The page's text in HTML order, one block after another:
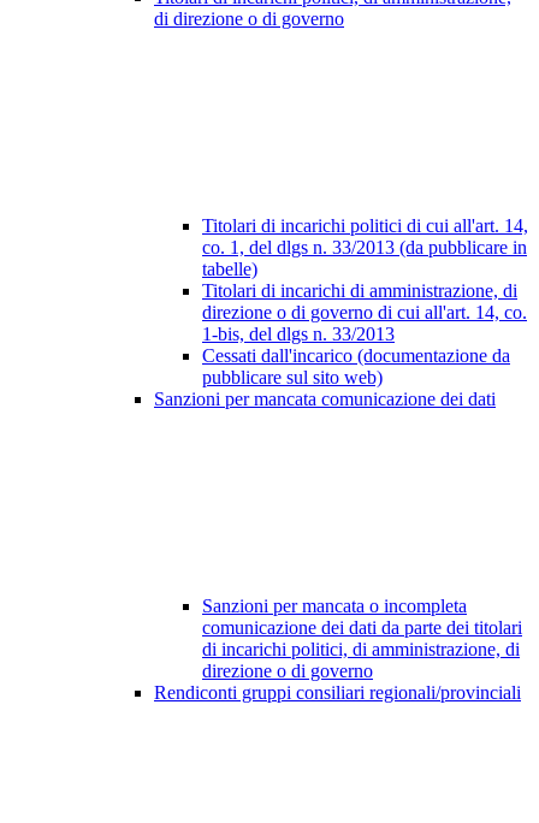
di direzione o di governo
Titolari di incarichi politici di cui all'art. 14,
co. 1, del dlgs n. 33/2013 (da pubblicare in
tabelle)
Titolari di incarichi di amministrazione, di
direzione o di governo di cui all'art. 14, co.
1-bis, del dlgs n. 33/2013
Cessati dall'incarico (documentazione da
pubblicare sul sito web)
Sanzioni per mancata comunicazione dei dati
Sanzioni per mancata o incompleta
comunicazione dei dati da parte dei titolari
di incarichi politici, di amministrazione, di
direzione o di governo
Rendiconti gruppi consiliari regionali/provinciali